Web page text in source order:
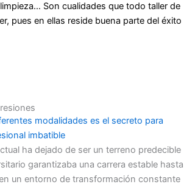
Son cualidades que todo taller de
pues en ellas reside buena parte del éxito
modalidades es el secreto para
imbatible
ha dejado de ser un terreno predecible
garantizaba una carrera estable hasta
un entorno de transformación constante